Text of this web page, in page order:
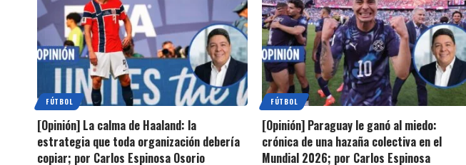
FÚTBOL
[Opinión] La calma de Haaland: la
estrategia que toda organización debería
copiar; por Carlos Espinosa Osorio
FÚTBOL
[Opinión] Paraguay le ganó al miedo:
crónica de una hazaña colectiva en el
Mundial 2026; por Carlos Espinosa